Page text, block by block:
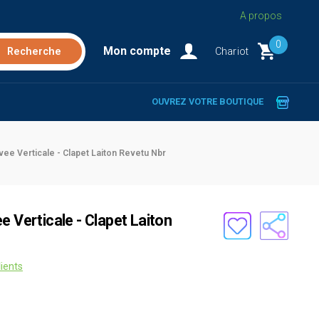
A propos
Mon compte Chariot
0
OUVREZ VOTRE BOUTIQUE
Verticale - Clapet Laiton Revetu Nbr
Verticale - Clapet Laiton